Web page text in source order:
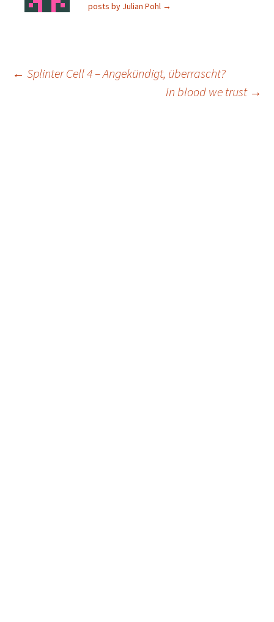
posts by Julian Pohl →
Post
← Splinter Cell 4 – Angekündigt, überrascht?
In blood we trust →